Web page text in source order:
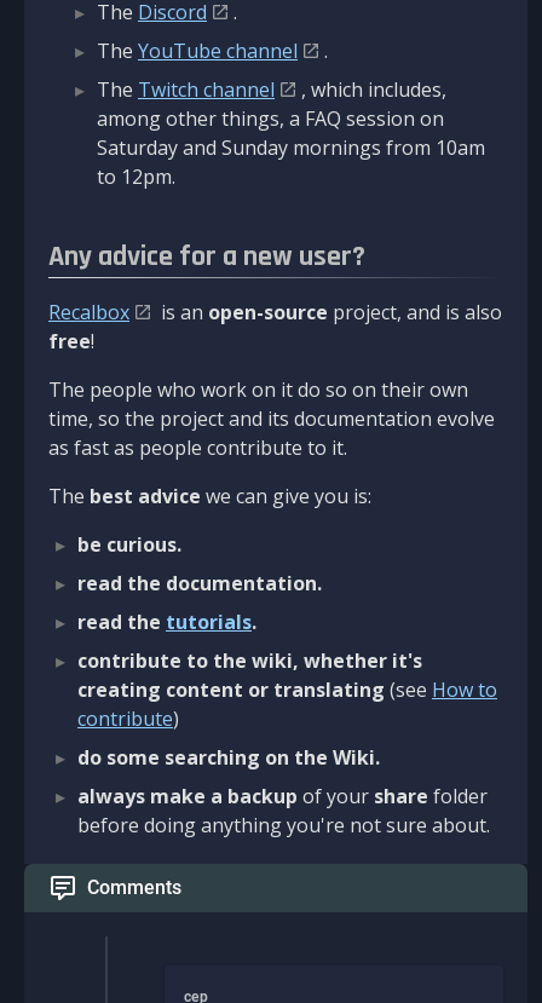
The Discord
.
The YouTube channel
.
The Twitch channel
, which includes,
among other things, a FAQ session on
Saturday and Sunday mornings from 10am
to 12pm.
Any advice for a new user?
Recalbox is an open-source project, and is also
free!
The people who work on it do so on their own
time, so the project and its documentation evolve
as fast as people contribute to it.
The best advice we can give you is:
be curious.
read the documentation.
read the tutorials.
contribute to the wiki, whether it's
creating content or translating (see How to
contribute)
do some searching on the Wiki.
always make a backup of your share folder
before doing anything you're not sure about.
Comments
cep